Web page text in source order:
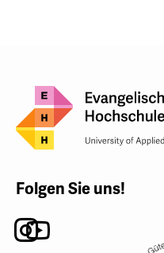
Folgen Sie uns!
Instagram
Youtube